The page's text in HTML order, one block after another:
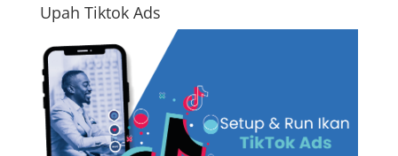
Upah Tiktok Ads